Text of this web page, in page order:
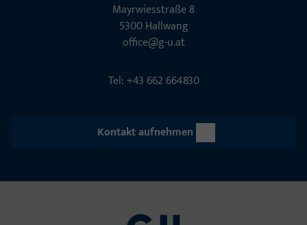
Mayrwies­straße 8
5300 Hall­wang
office@g-u.at
Tel: +43 662 664830
Kontakt aufnehmen